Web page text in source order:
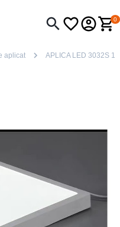
0
aplicat APLICA LED 3032S